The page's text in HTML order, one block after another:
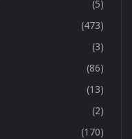
(5)
(473)
(3)
(86)
(13)
(2)
(170)